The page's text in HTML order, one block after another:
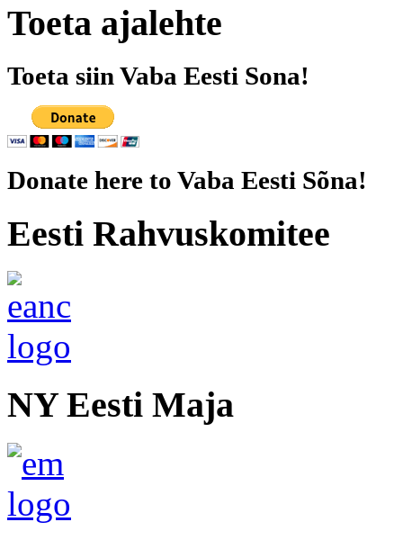
Toeta ajalehte
Toeta siin Vaba Eesti Sona!
Donate here to Vaba Eesti Sõna!
Eesti Rahvuskomitee
NY Eesti Maja